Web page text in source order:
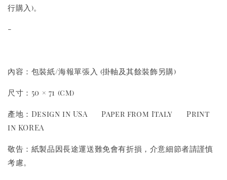
行購入)。
-
內容：包裝紙/海報單張入 (掛軸及其餘裝飾另購)
尺寸：50 × 71 (cm)
產地：Design in USA Paper from Italy Print
in KOREA
敬告：紙製品因長途運送難免會有折損，介意細節者請謹慎
考慮。